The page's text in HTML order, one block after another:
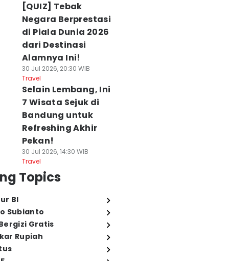
[QUIZ] Tebak
Negara Berprestasi
di Piala Dunia 2026
dari Destinasi
Alamnya Ini!
30 Jul 2026, 20:30 WIB
Travel
Selain Lembang, Ini
7 Wisata Sejuk di
Bandung untuk
Refreshing Akhir
Pekan!
30 Jul 2026, 14:30 WIB
Travel
Topics
BI
Subianto
Gratis
Rupiah